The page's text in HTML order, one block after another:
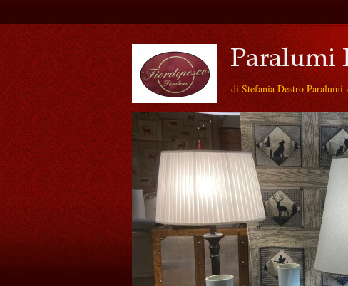
di Stefania Destro